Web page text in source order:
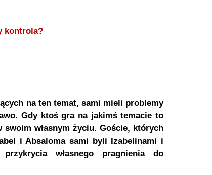
kontrola?
na ten temat, sami mieli problemy
Gdy ktoś gra na jakimś temacie to
własnym życiu. Goście, których
i Absaloma sami byli Izabelinami i
własnego pragnienia do